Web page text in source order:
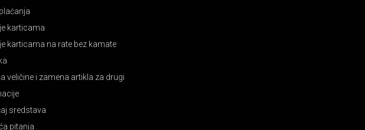
karticama
karticama na rate bez kamate
veličine i zamena artikla za drugi
sredstava
pitanja